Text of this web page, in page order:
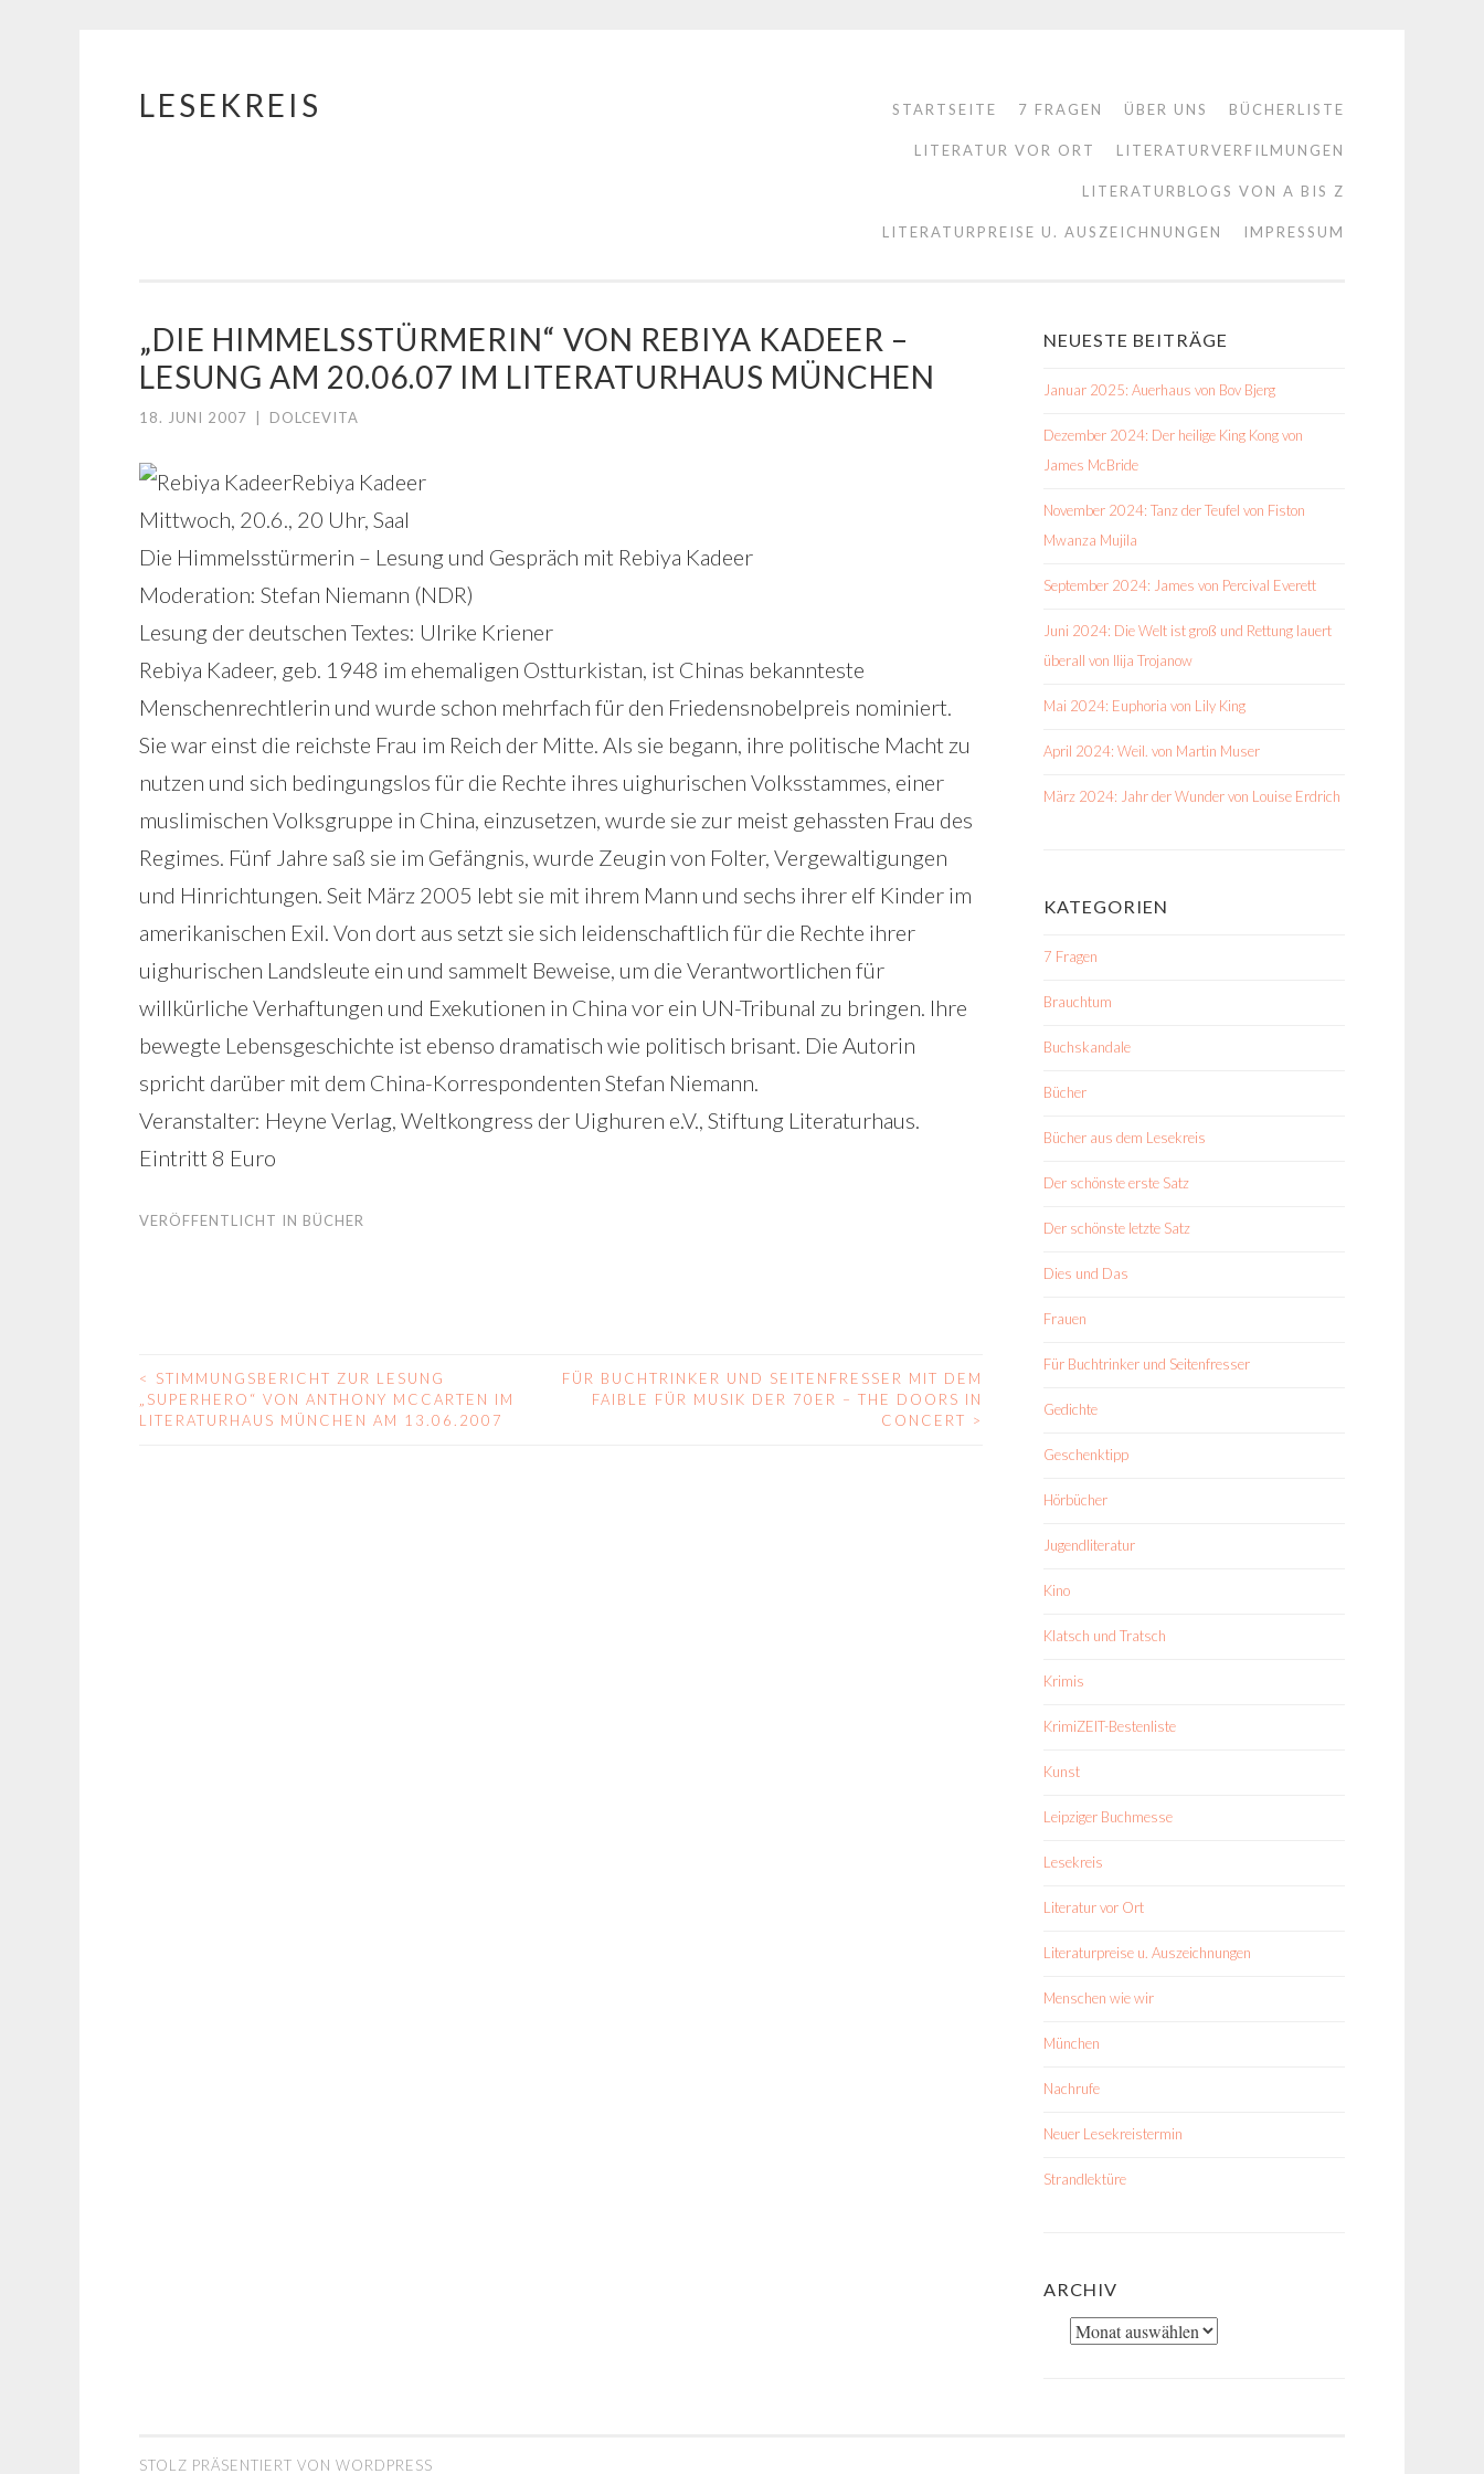
Springe
LESEKREIS STARTSEITE 7 FRAGEN ÜBER UNS BÜCHERLISTE
LITERATUR VOR ORT LITERATURVERFILMUNGEN
LITERATURBLOGS VON A BIS Z
LITERATURPREISE U. AUSZEICHNUNGEN IMPRESSUM
„DIE HIMMELSSTÜRMERIN“ VON REBIYA KADEER –
LESUNG AM 20.06.07 IM LITERATURHAUS MÜNCHEN
18. JUNI 2007 DOLCEVITA
Rebiya Kadeer
Mittwoch, 20.6., 20 Uhr, Saal
Die Himmelsstürmerin – Lesung und Gespräch mit Rebiya Kadeer
Moderation: Stefan Niemann (NDR)
Lesung der deutschen Textes: Ulrike Kriener
Rebiya Kadeer, geb. 1948 im ehemaligen Ostturkistan, ist Chinas bekannteste
Menschenrechtlerin und wurde schon mehrfach für den Friedensnobelpreis nominiert.
Sie war einst die reichste Frau im Reich der Mitte. Als sie begann, ihre politische Macht zu
nutzen und sich bedingungslos für die Rechte ihres uighurischen Volksstammes, einer
muslimischen Volksgruppe in China, einzusetzen, wurde sie zur meist gehassten Frau des
Regimes. Fünf Jahre saß sie im Gefängnis, wurde Zeugin von Folter, Vergewaltigungen
und Hinrichtungen. Seit März 2005 lebt sie mit ihrem Mann und sechs ihrer elf Kinder im
amerikanischen Exil. Von dort aus setzt sie sich leidenschaftlich für die Rechte ihrer
uighurischen Landsleute ein und sammelt Beweise, um die Verantwortlichen für
willkürliche Verhaftungen und Exekutionen in China vor ein UN-Tribunal zu bringen. Ihre
bewegte Lebensgeschichte ist ebenso dramatisch wie politisch brisant. Die Autorin
spricht darüber mit dem China-Korrespondenten Stefan Niemann.
Veranstalter: Heyne Verlag, Weltkongress der Uighuren e.V., Stiftung Literaturhaus.
Eintritt 8 Euro
VERÖFFENTLICHT IN BÜCHER
BEITRAGS-
<
STIMMUNGSBERICHT ZUR LESUNG
„SUPERHERO“ VON ANTHONY MCCARTEN IM
LITERATURHAUS MÜNCHEN AM 13.06.2007
FÜR BUCHTRINKER UND SEITENFRESSER MIT DEM
FAIBLE FÜR MUSIK DER 70ER – THE DOORS IN
CONCERT >
NEUESTE BEITRÄGE
Januar 2025: Auerhaus von Bov Bjerg
Dezember 2024: Der heilige King Kong von
James McBride
November 2024: Tanz der Teufel von Fiston
Mwanza Mujila
September 2024: James von Percival Everett
Juni 2024: Die Welt ist groß und Rettung lauert
überall von Ilija Trojanow
Mai 2024: Euphoria von Lily King
April 2024: Weil. von Martin Muser
März 2024: Jahr der Wunder von Louise Erdrich
KATEGORIEN
7 Fragen
Brauchtum
Buchskandale
Bücher
Bücher aus dem Lesekreis
Der schönste erste Satz
Der schönste letzte Satz
Dies und Das
Frauen
Für Buchtrinker und Seitenfresser
Gedichte
Geschenktipp
Hörbücher
Jugendliteratur
Kino
Klatsch und Tratsch
Krimis
KrimiZEIT-Bestenliste
Kunst
Leipziger Buchmesse
Lesekreis
Literatur vor Ort
Literaturpreise u. Auszeichnungen
Menschen wie wir
München
Nachrufe
Neuer Lesekreistermin
Strandlektüre
ARCHIV
Archiv
STOLZ PRÄSENTIERT VON WORDPRESS